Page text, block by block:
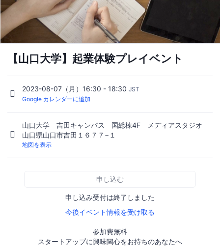
【山口大学】起業体験プレイベント
2023-08-07（月）16:30 - 18:30 JST
Google カレンダーに追加
山口大学 吉田キャンパス 国総棟4F メディアスタジオ
山口県山口市吉田１６７７−１
地図を表示
申し込む
申し込み受付は終了しました
今後イベント情報を受け取る
参加費無料
スタートアップに興味関心をお持ちのあなたへ